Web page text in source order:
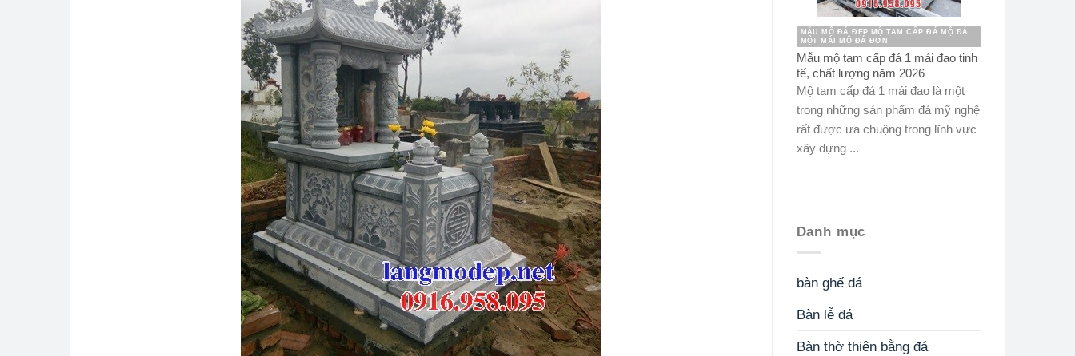
MẪU MỘ ĐÁ ĐẸP MỘ TAM CẤP ĐÁ MỘ ĐÁ
MỘT MÁI MỘ ĐÁ ĐƠN
Mẫu mộ tam cấp đá 1 mái đao tinh
tế, chất lượng năm 2026
Mộ tam cấp đá 1 mái đao là một
trong những sản phẩm đá mỹ nghệ
rất được ưa chuộng trong lĩnh vực
xây dựng ...
Danh mục
bàn ghế đá
Bàn lễ đá
Bàn thờ thiên bằng đá